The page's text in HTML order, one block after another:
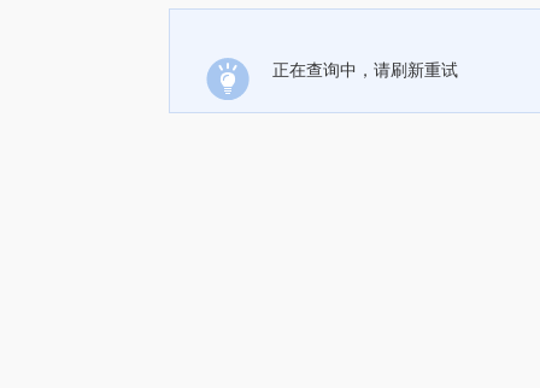
正在查询中，请刷新重试